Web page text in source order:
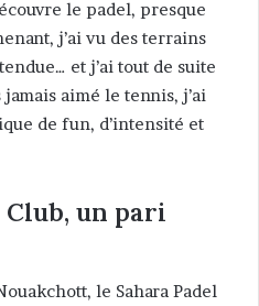
le padel, presque
j’ai vu des terrains
et j’ai tout de suite
aimé le tennis, j’ai
de fun, d’intensité et
Club, un pari
le Sahara Padel